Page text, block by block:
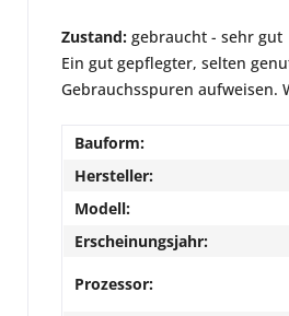
Zustand: gebraucht - sehr gut
Ein gut gepflegter, selten
Gebrauchsspuren aufweisen.
Bauform:
Hersteller:
Modell:
Erscheinungsjahr:
Prozessor: